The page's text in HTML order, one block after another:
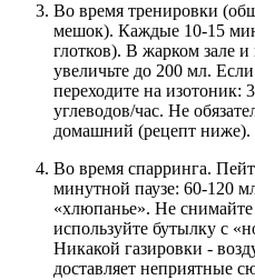
Во время тренировки
мешок). Каждые 10-15
глотков). В жарком зале
увеличьте до 200 мл.
переходите на изотоник:
углеводов/час. Не
домашний (рецепт ниже).
Во время спарринга.
минутной паузе: 60-120
«хлюпанье». Не
используйте бутылку с
Никакой газировки -
доставляет неприятные